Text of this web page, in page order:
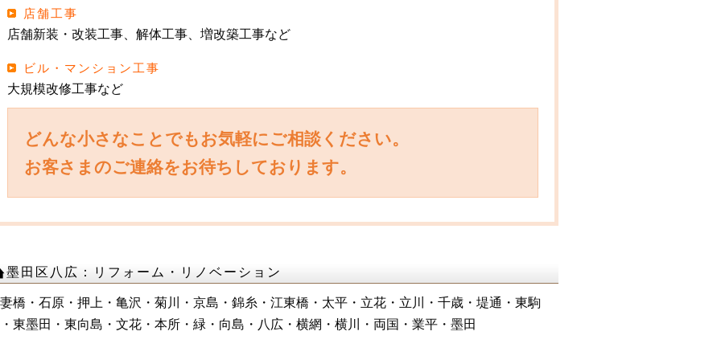
店舗工事
店舗新装・改装工事、解体工事、増改築工事など
ビル・マンション工事
大規模改修工事など
どんな小さなことでもお気軽にご相談ください。
お客さまのご連絡をお待ちしております。
墨田区八広：リフォーム・リノベーション
橋・石原・押上・亀沢・菊川・京島・錦糸・江東橋・太平・立花・立川・千歳・堤通・東駒
東墨田・東向島・文花・本所・緑・向島・八広・横網・横川・両国・業平・墨田